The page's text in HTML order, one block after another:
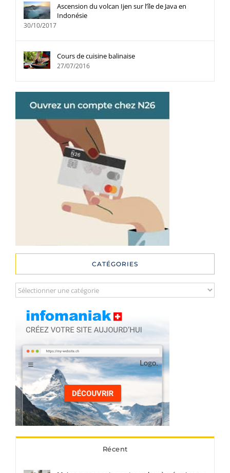
Ascension du volcan Ijen sur l’île de Java en
Indonésie
30/10/2017
Cours de cuisine balinaise
27/07/2016
CATÉGORIES
Catégories
Récent